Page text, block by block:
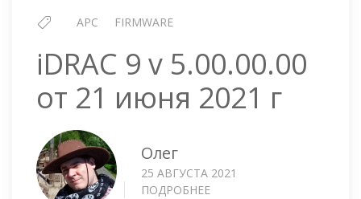
APC FIRMWARE
iDRAC 9 v 5.00.00.00
от 21 июня 2021 г
Олег
25 АВГУСТА 2021
ПОДРОБНЕЕ